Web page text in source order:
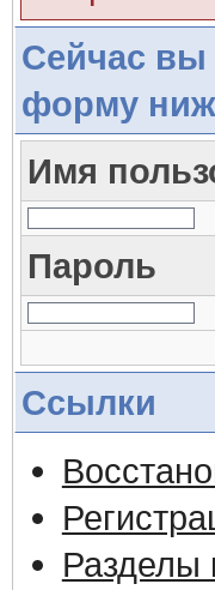
Сейчас вы
форму
Имя
Пароль
Ссылки